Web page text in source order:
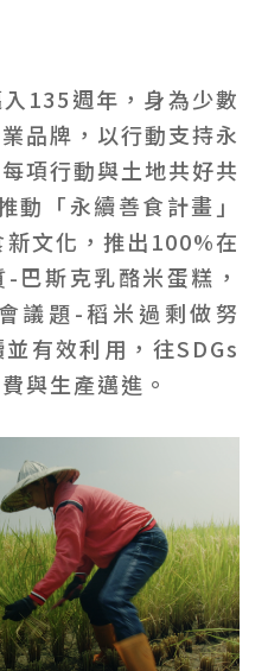
135週年，身為少數
品牌，以行動支持永
項行動與土地共好共
動「永續善食計畫」
文化，推出100%在
巴斯克乳酪米蛋糕，
議題-稻米過剩做努
有效利用，往SDGs
與生產邁進。